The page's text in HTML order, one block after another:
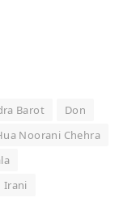
Barot
Don
Noorani Chehra
Irani